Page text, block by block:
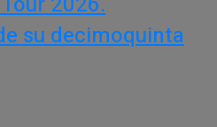
su decimoquinta